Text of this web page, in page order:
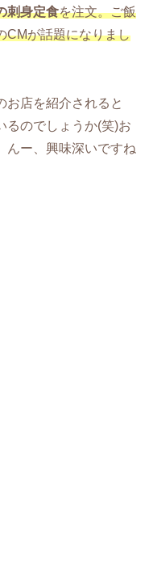
刺身定食を注文。ご飯
CMが話題になりまし
お店を紹介されると
るのでしょうか(笑)お
ー、興味深いですね